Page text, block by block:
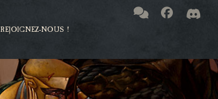
REJOIGNEZ-NOUS !